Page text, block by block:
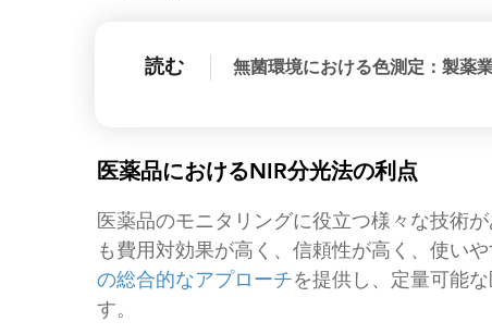
読む 無菌環境における色測定：製薬
医薬品におけるNIR分光法の利点
医薬品のモニタリングに役立つ様々な技術が
も費用対効果が高く、信頼性が高く、使い
の総合的なアプローチを提供し、定量可能
す。